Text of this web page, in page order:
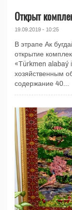
Открыт
19.09.2019 - 10:25
В этрапе Ак
открытие
«Türkmen alabaý
хозяйственным
содержание 40...